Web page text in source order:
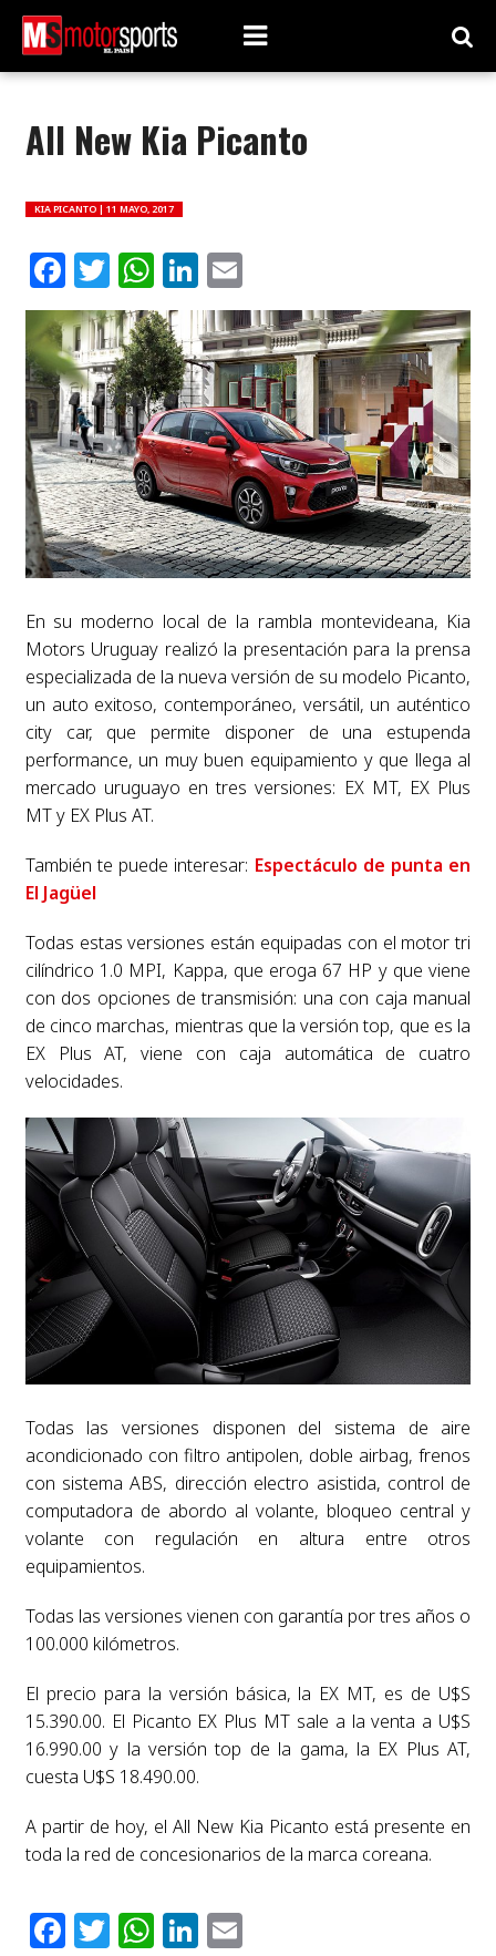
All New Kia Picanto
KIA PICANTO | 11 MAYO, 2017
Facebook
Twitter
WhatsApp
LinkedIn
Email
En su moderno local de la rambla montevideana, Kia
Motors Uruguay realizó la presentación para la prensa
especializada de la nueva versión de su modelo Picanto,
un auto exitoso, contemporáneo, versátil, un auténtico
city car, que permite disponer de una estupenda
performance, un muy buen equipamiento y que llega al
mercado uruguayo en tres versiones: EX MT, EX Plus
MT y EX Plus AT.
También te puede interesar: Espectáculo de punta en
El Jagüel
Todas estas versiones están equipadas con el motor tri
cilíndrico 1.0 MPI, Kappa, que eroga 67 HP y que viene
con dos opciones de transmisión: una con caja manual
de cinco marchas, mientras que la versión top, que es la
EX Plus AT, viene con caja automática de cuatro
velocidades.
Todas las versiones disponen del sistema de aire
acondicionado con filtro antipolen, doble airbag, frenos
con sistema ABS, dirección electro asistida, control de
computadora de abordo al volante, bloqueo central y
volante con regulación en altura entre otros
equipamientos.
Todas las versiones vienen con garantía por tres años o
100.000 kilómetros.
El precio para la versión básica, la EX MT, es de U$S
15.390.00. El Picanto EX Plus MT sale a la venta a U$S
16.990.00 y la versión top de la gama, la EX Plus AT,
cuesta U$S 18.490.00.
A partir de hoy, el All New Kia Picanto está presente en
toda la red de concesionarios de la marca coreana.
Facebook
Twitter
WhatsApp
LinkedIn
Email